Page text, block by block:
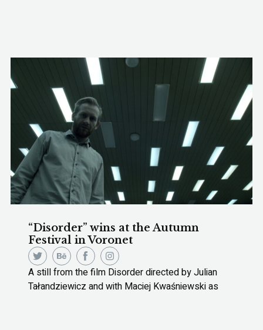
“Disorder” wins at the Autumn
Festival in Voronet
A still from the film Disorder directed by Julian
Tałandziewicz and with Maciej Kwaśniewski as